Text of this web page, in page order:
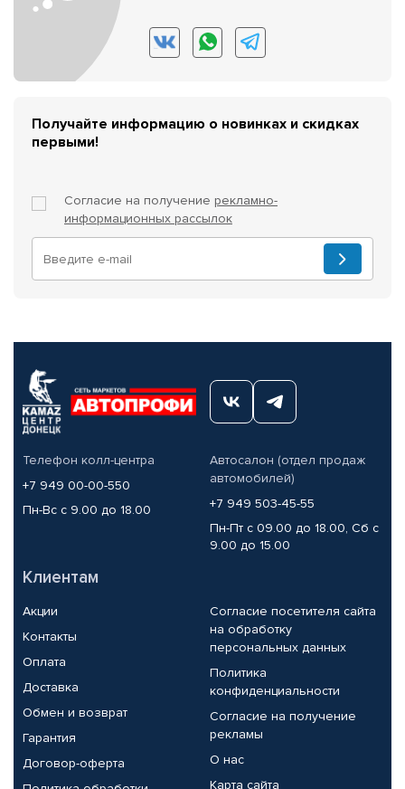
Получайте информацию о новинках и скидках
первыми!
Согласие на получение рекламно-
информационных рассылок
Телефон колл-центра
+7 949 00-00-550
Пн-Вс с 9.00 до 18.00
Автосалон (отдел продаж
автомобилей)
+7 949 503-45-55
Пн-Пт с 09.00 до 18.00, Сб с
9.00 до 15.00
Клиентам
Акции
Контакты
Оплата
Доставка
Обмен и возврат
Гарантия
Договор-оферта
Согласие посетителя сайта
на обработку
персональных данных
Политика
конфиденциальности
Согласие на получение
рекламы
О нас
Карта сайта